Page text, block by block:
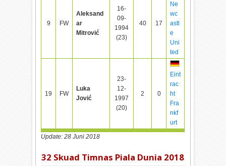
9 FW
Aleksand
ar
Mitrović
16-
09-
1994
(23)
40 17
Ne
wc
astl
e
Uni
ted
19 FW
Luka
Jović
23-
12-
1997
(20)
2 0
Eint
rac
ht
Fra
nkf
urt
Update: 28 Juni 2018
32 Skuad Timnas Piala Dunia 2018